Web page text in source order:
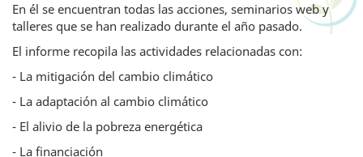
En él se encuentran todas las acciones, seminarios web y
talleres que se han realizado durante el año pasado.
El informe recopila las actividades relacionadas con:
- La mitigación del cambio climático
- La adaptación al cambio climático
- El alivio de la pobreza energética
- La financiación